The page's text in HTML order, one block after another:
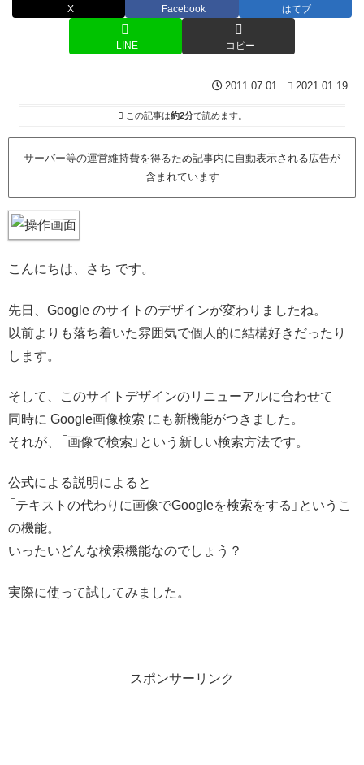
X Facebook はてブ
LINE コピー
2011.07.01 2021.01.19
この記事は約2分で読めます。
サーバー等の運営維持費を得るため記事内に自動表示される広告が
含まれています
こんにちは、さち です。
先日、Google のサイトのデザインが変わりましたね。
以前よりも落ち着いた雰囲気で個人的に結構好きだったり
します。
そして、このサイトデザインのリニューアルに合わせて
同時に Google画像検索 にも新機能がつきました。
それが、「画像で検索」という新しい検索方法です。
公式による説明によると
「テキストの代わりに画像でGoogleを検索をする」というこ
の機能。
いったいどんな検索機能なのでしょう？
実際に使って試してみました。
スポンサーリンク